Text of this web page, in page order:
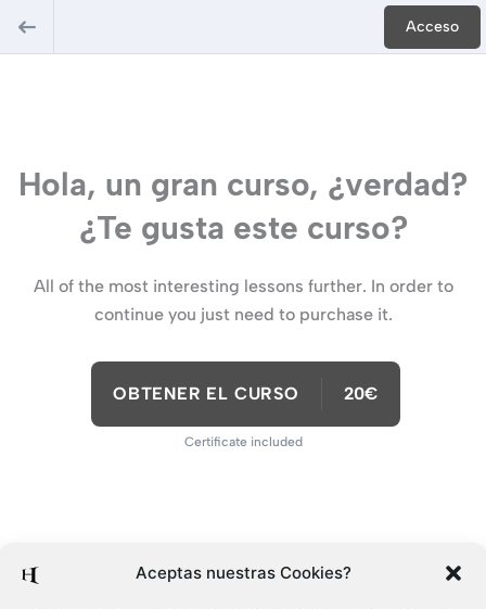
Aceptas nuestras Cookies?
Acceso
Hola, un gran curso, ¿verdad?
¿Te gusta este curso?
All of the most interesting lessons further. In order to
continue you just need to purchase it.
OBTENER EL CURSO 20€
Certificate included